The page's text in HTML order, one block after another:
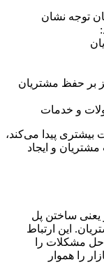
توجه نشان
بر حفظ مشتریان
و خدمات
بیشتری پیدا می‌کند،
و ایجاد
یعنی ساختن پل
این ارتباط
حل مشکلات را
را هموار